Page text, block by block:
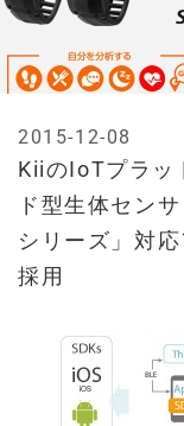
KiiのIoTプラッ
ド型生体セン
シリーズ」対
採用
2015-12-08